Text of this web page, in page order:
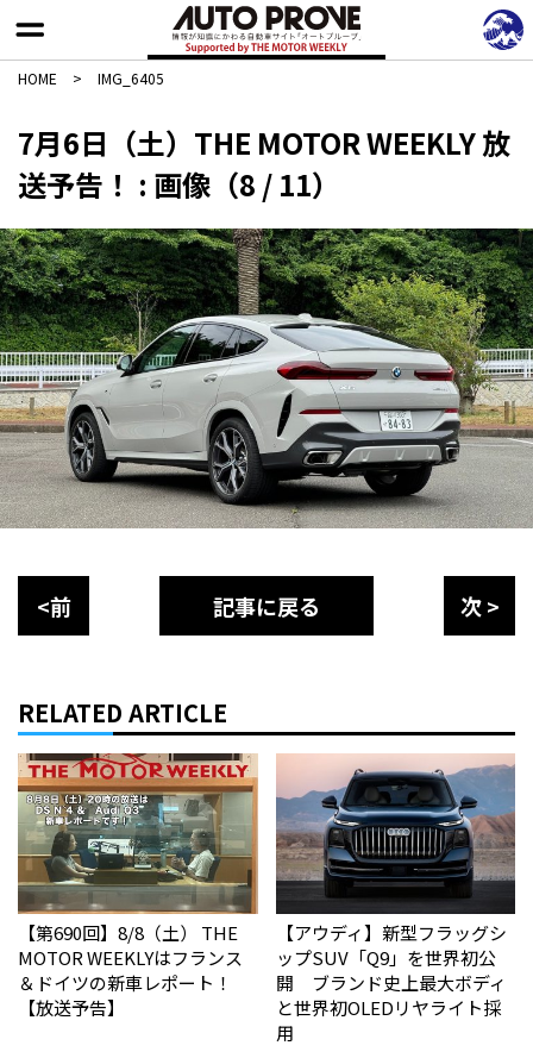
HOME > IMG_6405
7月6日（土）THE MOTOR WEEKLY 放
送予告！ : 画像（8 / 11）
<前 記事に戻る 次 >
RELATED ARTICLE
【第690回】8/8（土） THE
MOTOR WEEKLYはフランス
＆ドイツの新車レポート！
【放送予告】
【アウディ】新型フラッグシ
ップSUV「Q9」を世界初公
開 ブランド史上最大ボディ
と世界初OLEDリヤライト採
用